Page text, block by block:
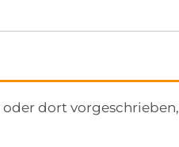
oder dort